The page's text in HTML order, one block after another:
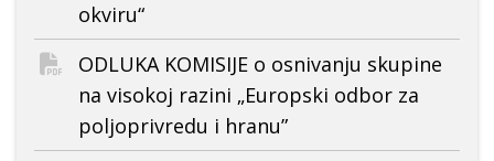
okviru“
ODLUKA KOMISIJE o osnivanju skupine
na visokoj razini „Europski odbor za
poljoprivredu i hranu”